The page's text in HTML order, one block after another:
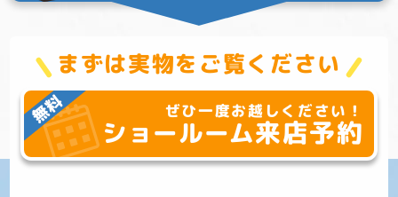
まずは実物をご覧ください
ぜひ一度お越しください！
ショールーム来店予約